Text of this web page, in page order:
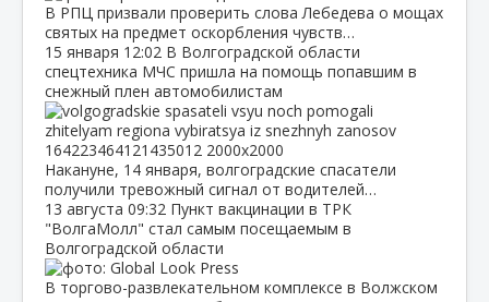
В РПЦ призвали проверить слова Лебедева о мощах
святых на предмет оскорбления чувств…
15 января 12:02 В Волгоградской области
спецтехника МЧС пришла на помощь попавшим в
снежный плен автомобилистам
Накануне, 14 января, волгоградские спасатели
получили тревожный сигнал от водителей…
13 августа 09:32 Пункт вакцинации в ТРК
"ВолгаМолл" стал самым посещаемым в
Волгоградской области
В торгово-развлекательном комплексе в Волжском